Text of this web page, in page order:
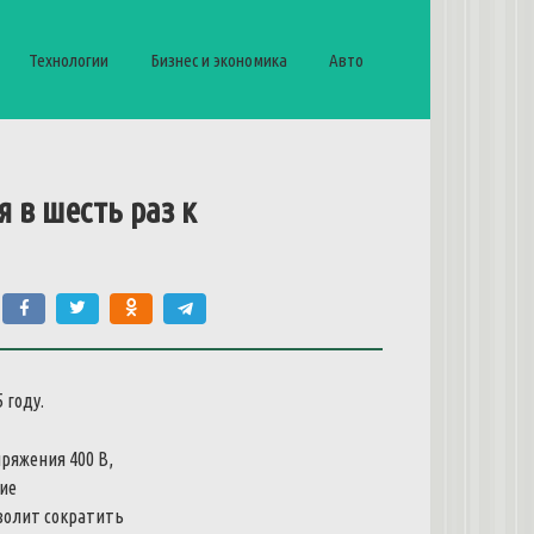
Технологии Бизнес и экономика Авто
в шесть раз к
400 В,
сократить